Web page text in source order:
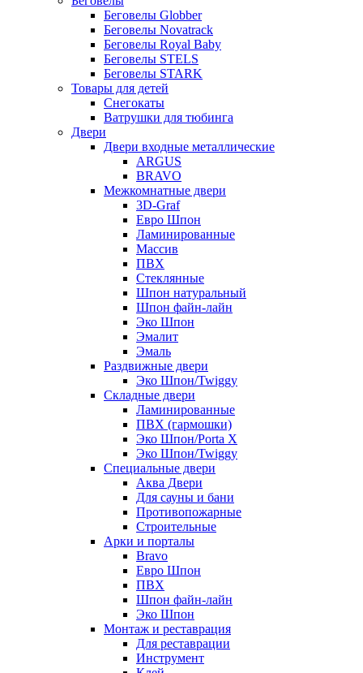
Беговелы Globber
Беговелы Novatrack
Беговелы Royal Baby
Беговелы STELS
Беговелы STARK
Товары для детей
Снегокаты
Ватрушки для тюбинга
Двери
Двери входные металлические
ARGUS
BRAVO
Межкомнатные двери
3D-Graf
Евро Шпон
Ламинированные
Массив
ПВХ
Стеклянные
Шпон натуральный
Шпон файн-лайн
Эко Шпон
Эмалит
Эмаль
Раздвижные двери
Эко Шпон/Twiggy
Складные двери
Ламинированные
ПВХ (гармошки)
Эко Шпон/Porta X
Эко Шпон/Twiggy
Специальные двери
Аква Двери
Для сауны и бани
Противопожарные
Строительные
Арки и порталы
Bravo
Евро Шпон
ПВХ
Шпон файн-лайн
Эко Шпон
Монтаж и реставрация
Для реставрации
Инструмент